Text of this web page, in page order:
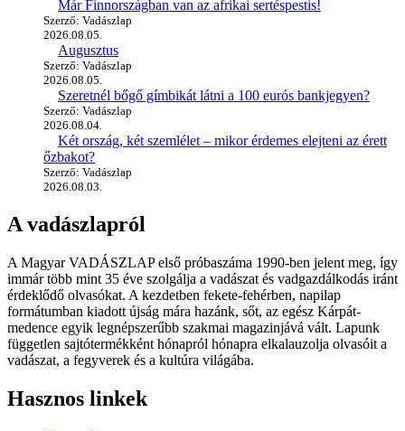
Már Finnországban van az afrikai sertéspestis!
Szerző: Vadászlap
2026.08.05.
Augusztus
Szerző: Vadászlap
2026.08.05.
Szeretnél bőgő gímbikát látni a 100 eurós bankjegyen?
Szerző: Vadászlap
2026.08.04.
Két ország, két szemlélet – mikor érdemes elejteni az érett
őzbakot?
Szerző: Vadászlap
2026.08.03.
A vadászlapról
A Magyar VADÁSZLAP első próbaszáma 1990-ben jelent meg, így
immár több mint 35 éve szolgálja a vadászat és vadgazdálkodás iránt
érdeklődő olvasókat. A kezdetben fekete-fehérben, napilap
formátumban kiadott újság mára hazánk, sőt, az egész Kárpát-
medence egyik legnépszerűbb szakmai magazinjává vált. Lapunk
független sajtótermékként hónapról hónapra elkalauzolja olvasóit a
vadászat, a fegyverek és a kultúra világába.
Hasznos linkek